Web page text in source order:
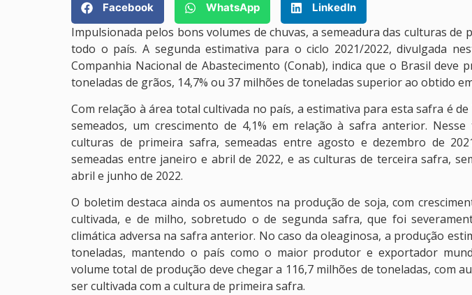
Facebook
WhatsApp LinkedIn
Impulsionada pelos bons volumes de chuvas, a semeadura das culturas de
todo o país. A segunda estimativa para o ciclo 2021/2022, divulgada
Companhia Nacional de Abastecimento (Conab), indica que o Brasil deve
toneladas de grãos, 14,7% ou 37 milhões de toneladas superior ao obtido
Com relação à área total cultivada no país, a estimativa para esta safra é
semeados, um crescimento de 4,1% em relação à safra anterior.
culturas de primeira safra, semeadas entre agosto e dezembro de
semeadas entre janeiro e abril de 2022, e as culturas de terceira safra,
abril e junho de 2022.
O boletim destaca ainda os aumentos na produção de soja, com
cultivada, e de milho, sobretudo o de segunda safra, que foi
climática adversa na safra anterior. No caso da oleaginosa, a produção
toneladas, mantendo o país como o maior produtor e exportador
volume total de produção deve chegar a 116,7 milhões de toneladas, com
ser cultivada com a cultura de primeira safra.